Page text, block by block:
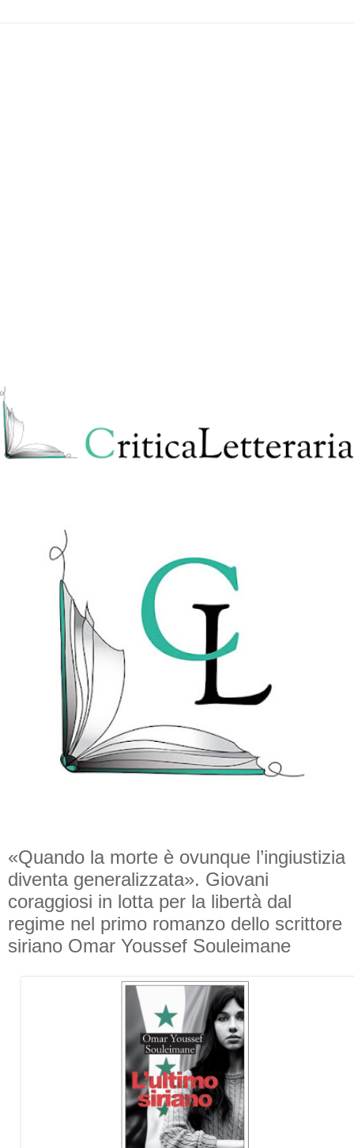
«Quando la morte è ovunque l’ingiustizia
diventa generalizzata». Giovani
coraggiosi in lotta per la libertà dal
regime nel primo romanzo dello scrittore
siriano Omar Youssef Souleimane